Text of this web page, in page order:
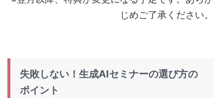
じめご了承ください。
失敗しない！生成AIセミナーの選び方の
ポイント